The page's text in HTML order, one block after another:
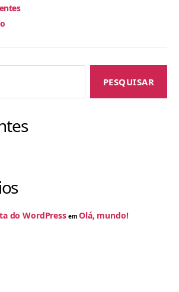
do WordPressemOlá, mundo!